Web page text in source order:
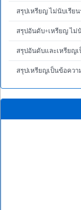
สรุปเหรียญ ไม่นับเรียน
สรุปอันดับ+เหรียญ ไม่
สรุปอันดับและเหรียญ
สรุปเหรียญเป็นข้อควา